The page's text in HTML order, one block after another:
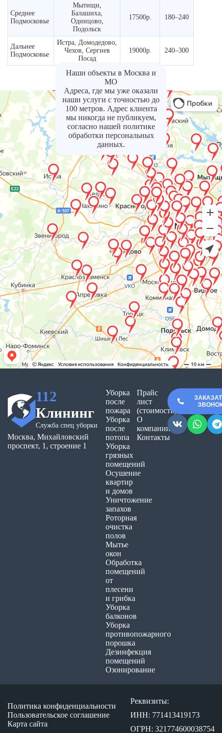
Среднее
Подмосковье
Мытищи,
Балашиха,
Одинцово,
Подольск
17500р. 180–240
Дальнее
Подмосковье
Истра, Домодедово,
Чехов, Сергиев
Посад
19000р. 240–300
Наши объекты в Москва и
МО
Адреса, где мы уже оказали
наши услуги с точностью до
100 метров. Адрес клиента
мы никогда не публикуем,
согласно нашей политике
обработки персональных
данных.
112
Клининг
Служба спец уборки
Москва, Михайловский
проспект, 1, строение 1
Уборка
после
пожара
Уборка
после
потопа
Уборка
грязных
помещений
Осушение
квартир
и домов
Уничтожение
запахов
Роторная
очистка
полов
Мытье
окон
Обработка
помещений
от
плесени
и грибка
Уборка
балконов
Уборка
противопожарного
порошка
Дезинфекция
помещений
Озонирование
Прайс
лист
(стоимость)
О
компании
Контакты
Политика конфиденциальности
Пользовательское соглашение
Карта сайта
Реквизиты:
ИНН: 771413419173
ОГРН: 321774600038754